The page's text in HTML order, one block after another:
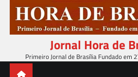
content
Jornal Hora de
Primeiro Jornal de Brasília Fundado em